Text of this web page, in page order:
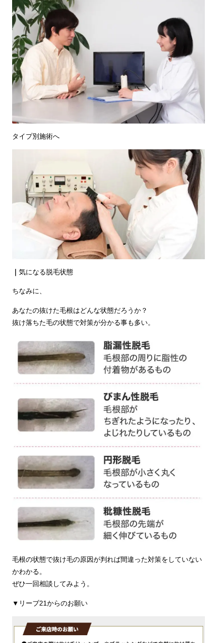
タイプ別施術へ
気になる脱毛状態
ちなみに、
あなたの抜けた毛根はどんな状態だろうか？
抜け落ちた毛の状態で対策が分かる事も多い。
毛根の状態で抜け毛の原因が判れば間違った対策をしていない
かわかる。
ぜひ一回相談してみよう。
▼リーブ21からのお願い